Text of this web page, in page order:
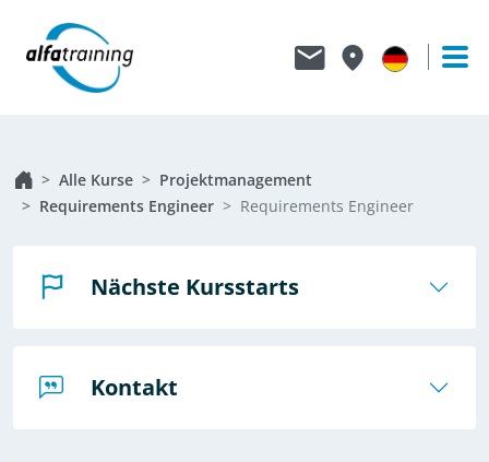
Alle Kurse
Projektmanagement
Requirements Engineer
Requirements Engineer
Nächste Kursstarts
Kontakt